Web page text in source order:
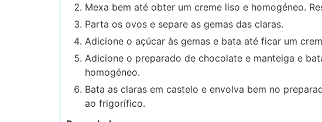
Mexa bem até obter um creme liso e homogéneo.
Parta os ovos e separe as gemas das claras.
Adicione o açúcar às gemas e bata até ficar um
Adicione o preparado de chocolate e manteiga e
homogéneo.
Bata as claras em castelo e envolva bem no
ao frigorífico.